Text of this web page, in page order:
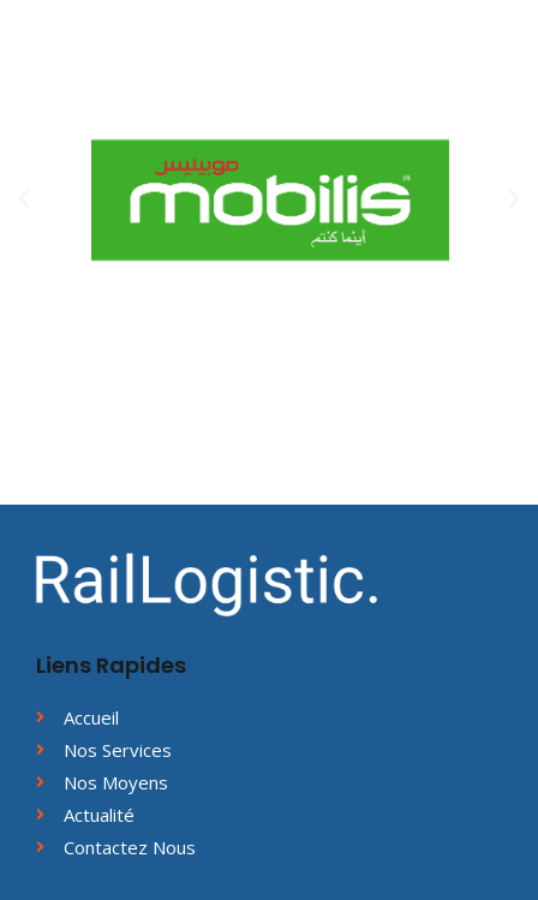
Liens Rapides
Accueil
Nos Services
Nos Moyens
Actualité
Contactez Nous